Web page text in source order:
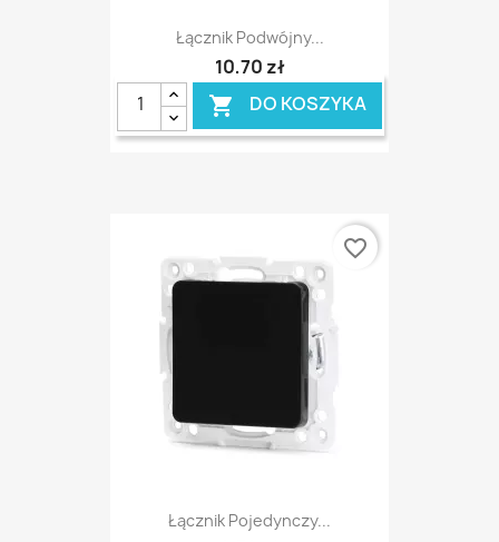
Łącznik Podwójny...
10,70 zł
 DO KOSZYKA
Łącznik Pojedynczy...
favorite_border